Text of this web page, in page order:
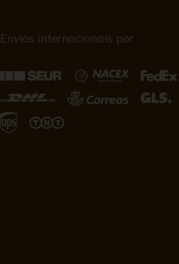
Envios internacionais por